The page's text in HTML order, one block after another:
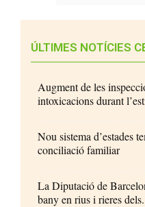
ÚLTIMES NOTÍCIES
Augment de les
intoxicacions durant
Nou sistema d’estades
conciliació familiar
La Diputació de
bany en rius i rieres